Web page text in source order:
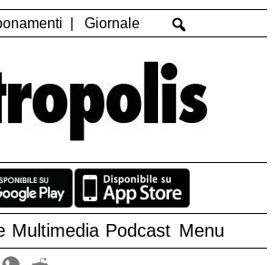
Giornale
Multimedia Podcast Menu